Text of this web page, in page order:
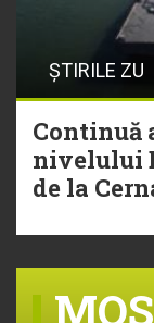
ȘTIRILE ZU
Continuă
nivelului
de la